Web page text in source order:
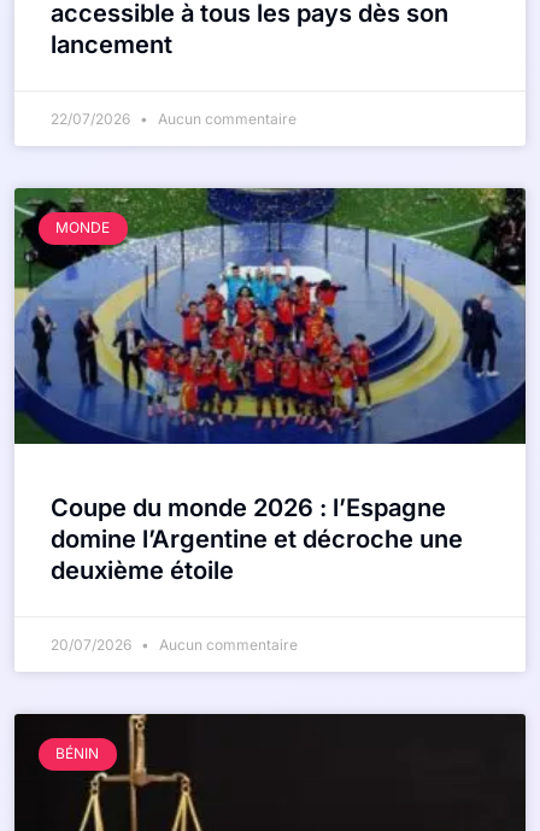
accessible à tous les pays dès son
lancement
22/07/2026 Aucun commentaire
MONDE
Coupe du monde 2026 : l’Espagne
domine l’Argentine et décroche une
deuxième étoile
20/07/2026 Aucun commentaire
BÉNIN